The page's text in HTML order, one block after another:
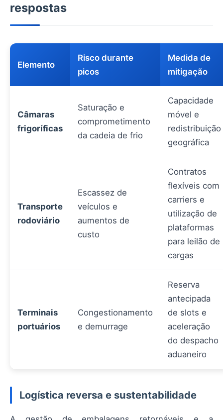
respostas
Elemento
Risco durante
picos
Medida de
mitigação
Câmaras
frigoríficas
Saturação e
comprometimento
da cadeia de frio
Capacidade
móvel e
redistribuição
geográfica
Transporte
rodoviário
Escassez de
veículos e
aumentos de
custo
Contratos
flexíveis com
carriers e
utilização de
plataformas
para leilão de
cargas
Terminais
portuários
Congestionamento
e demurrage
Reserva
antecipada
de slots e
aceleração
do despacho
aduaneiro
Logística reversa e sustentabilidade